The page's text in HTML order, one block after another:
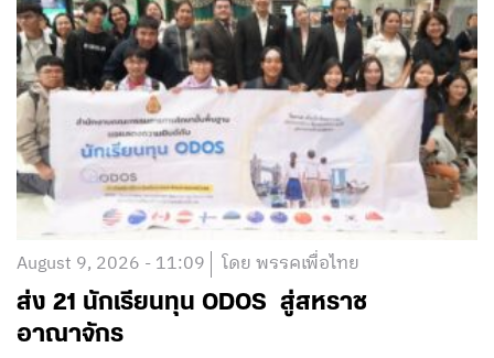
August 9, 2026 - 11:09 โดย พรรคเพื่อไทย
ส่ง 21 นักเรียนทุน ODOS สู่สหราช
อาณาจักร